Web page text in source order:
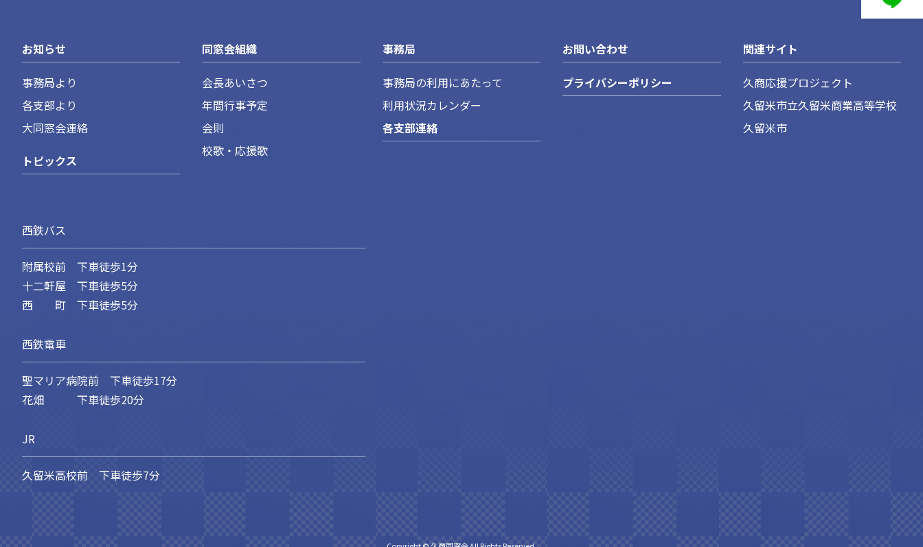
お知らせ
事務局より
各支部より
大同窓会連絡
トピックス
同窓会組織
会長あいさつ
年間行事予定
会則
校歌・応援歌
事務局
事務局の利用にあたって
利用状況カレンダー
各支部連絡
お問い合わせ
プライバシーポリシー
関連サイト
久商応援プロジェクト
久留米市立久留米商業高等学校
久留米市
西鉄バス
附属校前 下車徒歩1分
十二軒屋 下車徒歩5分
西 町 下車徒歩5分
西鉄電車
聖マリア病院前 下車徒歩17分
花畑 下車徒歩20分
JR
久留米高校前 下車徒歩7分